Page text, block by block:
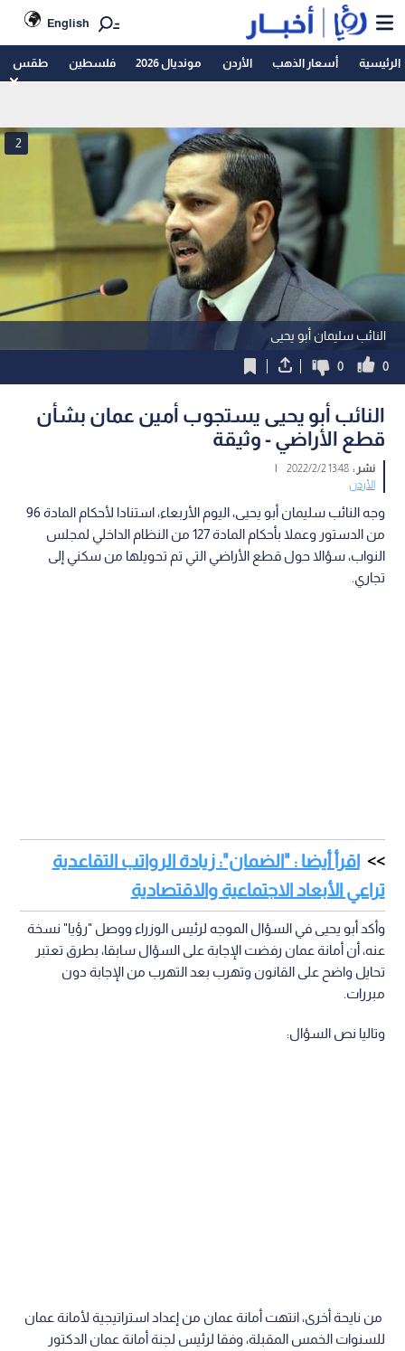
English
الرئيسية أسعار الذهب الأردن مونديال 2026 فلسطين طقس
النائب سليمان أبو يحيى
2
0
0
النائب أبو يحيى يستجوب أمين عمان بشأن
قطع الأراضي - وثيقة
نشر :13:48 2022/2/2
|
الأردن
وجه النائب سليمان أبو يحيى، اليوم الأربعاء، استنادا لأحكام المادة 96
من الدستور وعملا بأحكام المادة 127 من النظام الداخلي لمجلس
النواب، سؤالا حول قطع الأراضي التي تم تحويلها من سكني إلى
تجاري.
اقرأ أيضا : "الضمان": زيادة الرواتب التقاعدية
تراعي الأبعاد الاجتماعية والاقتصادية
وأكد أبو يحيى في السؤال الموجه لرئيس الوزراء ووصل "رؤيا" نسخة
عنه، أن أمانة عمان رفضت الإجابة على السؤال سابقا، بطرق تعتبر
تحايل واضح على القانون وتهرب بعد التهرب من الإجابة دون
مبررات.
وتاليا نص السؤال:
من نايحة أخرى، انتهت أمانة عمان من إعداد استراتيجية لأمانة عمان
للسنوات الخمس المقبلة، وفقا لرئيس لجنة أمانة عمان الدكتور